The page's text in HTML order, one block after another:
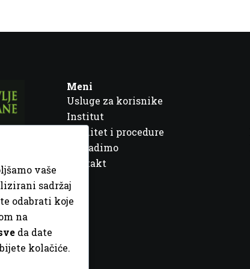
Meni
Usluge za korisnike
Institut
Kvalitet i procedure
Šta radimo
Kontakt
vaše
sadržaj
odabrati koje
na
da date
kolačiće.